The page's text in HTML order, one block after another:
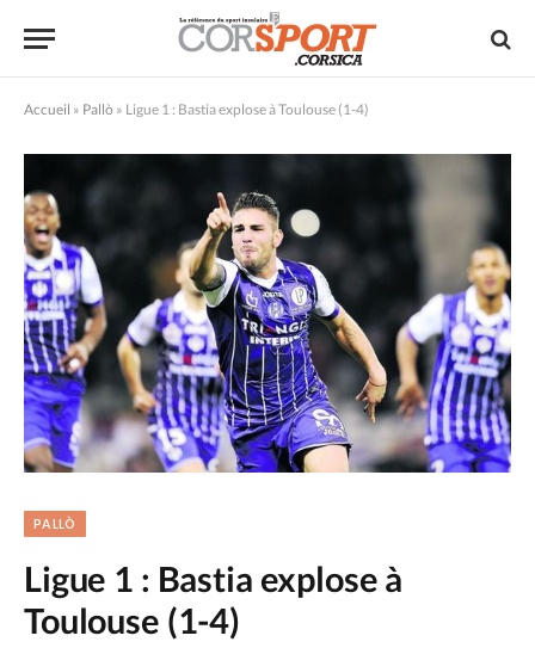
Accueil » Pallò » Ligue 1 : Bastia explose à Toulouse (1-4)
PALLÒ
Ligue 1 : Bastia explose à
Toulouse (1-4)